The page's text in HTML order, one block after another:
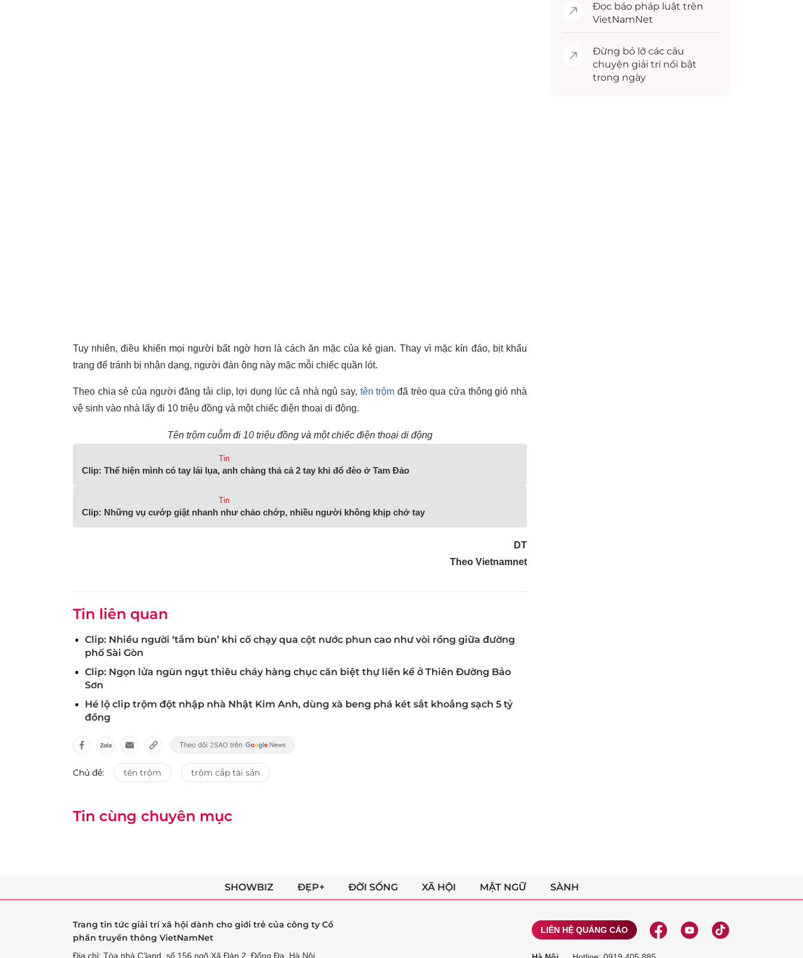
Tuy nhiên, điều khiến mọi người bất ngờ hơn là cách ăn mặc của kẻ gian. Thay vì mặc kín đáo, bịt khẩu
trang để tránh bị nhận dạng, người đàn ông này mặc mỗi chiếc quần lót.
Theo chia sẻ của người đăng tải clip, lợi dụng lúc cả nhà ngủ say, tên trộm đã trèo qua cửa thông gió nhà
vệ sinh vào nhà lấy đi 10 triệu đồng và một chiếc điện thoại di động.
Tên trộm cuỗm đi 10 triệu đồng và một chiếc điện thoại di động
Tin
Clip: Thể hiện mình có tay lái lụa, anh chàng thả cả 2 tay khi đổ đèo ở Tam Đảo
Tin
Clip: Những vụ cướp giật nhanh như chảo chớp, nhiều người không khịp chở tay
DT
Theo Vietnamnet
Tin liên quan
Clip: Nhiều người ‘tắm bùn’ khi cố chạy qua cột nước phun cao như vòi rồng giữa đường
phố Sài Gòn
Clip: Ngọn lửa ngùn ngụt thiêu cháy hàng chục căn biệt thự liền kề ở Thiên Đường Bảo
Sơn
Hé lộ clip trộm đột nhập nhà Nhật Kim Anh, dùng xà beng phá két sắt khoắng sạch 5 tỷ
đồng
Chủ đề: tên trộm trộm cắp tài sản
Tin cùng chuyên mục
Đọc báo pháp luật trên
VietNamNet
Đừng bỏ lỡ các câu
chuyện giải trínổi bật
trong ngày
SHOWBIZ ĐẸP+ ĐỜI SỐNG XÃ HỘI MẬT NGỮ SÀNH
Trang tin tức giải trí xã hội dành cho giới trẻ của công ty Cổ
phần truyền thông VietNamNet
Địa chỉ: Tòa nhà C’land, số 156 ngõ Xã Đàn 2, Đống Đa, Hà Nội
LIÊN HỆ QUẢNG CÁO